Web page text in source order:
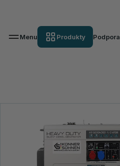
Menu Produkty Podpora